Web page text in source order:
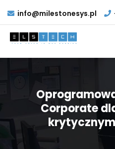
info@milestonesys.pl
Corporate